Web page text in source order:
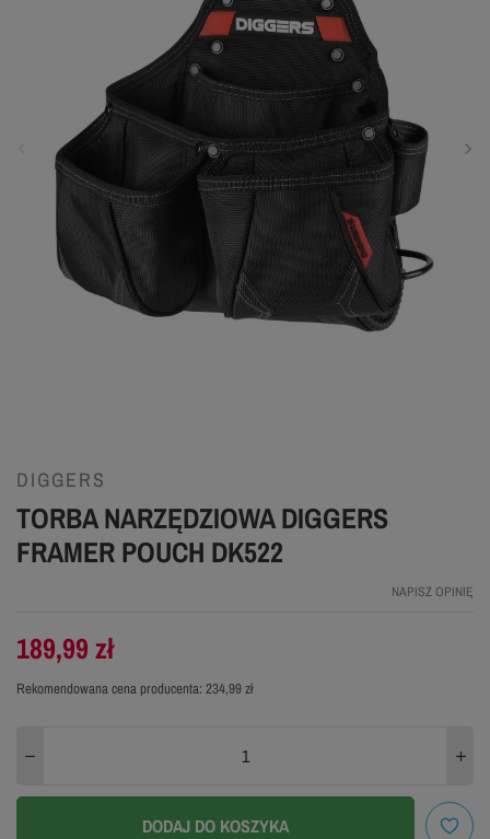
DIGGERS
TORBA NARZĘDZIOWA DIGGERS
FRAMER POUCH DK522
NAPISZ OPINIĘ
Rekomendowana cena producenta: 234,99 zł
189,99 zł
DODAJ DO KOSZYKA